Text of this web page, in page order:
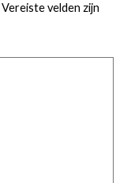
Vereiste velden zijn